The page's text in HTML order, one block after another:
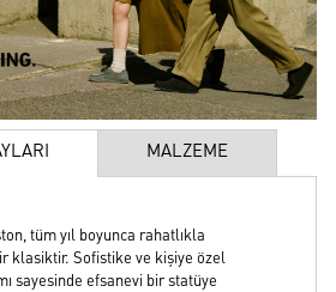
MALZEME
tüm yıl boyunca rahatlıkla
klasiktir. Sofistike ve kişiye özel
sayesinde efsanevi bir statüye